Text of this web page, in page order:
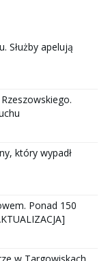
Służby apelują
który wypadł
Ponad 150